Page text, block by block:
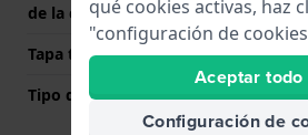
de la caja
Tapa trasera
Tipo de cristal
Zafiro
qué cookies activas, haz
"configuración de
Aceptar todo
Configuración de